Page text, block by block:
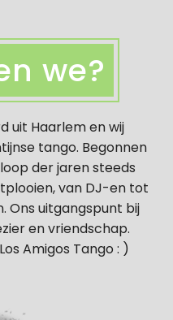
we?
uit Haarlem en wij
tango. Begonnen
der jaren steeds
van DJ-en tot
Ons uitgangspunt bij
en vriendschap.
Amigos Tango : )